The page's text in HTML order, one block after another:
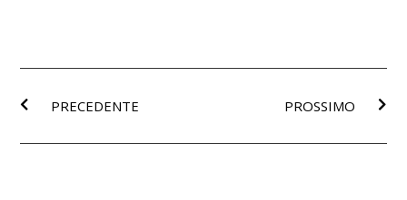
PRECEDENTE PROSSIMO